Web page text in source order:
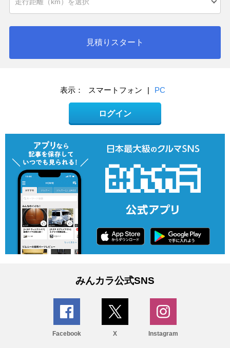
見積りスタート
表示： スマートフォン | PC
ログイン
みんカラ公式SNS
Facebook X Instagram